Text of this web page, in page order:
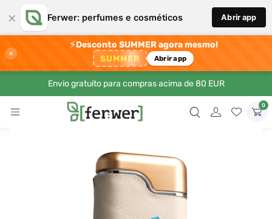
× Ferwer: perfumes e cosméticos Abrir app
×
⚡Desconto SUMMER agora mesmo!
SUMMER Abrir app
Envio gratuito para compras acima de 80 EUR
0